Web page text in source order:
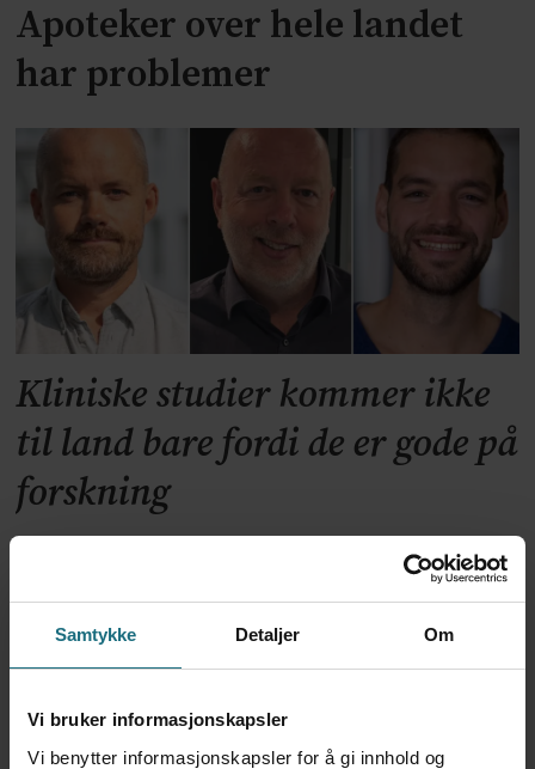
Samtykke Detaljer Om
Vi bruker informasjonskapsler
Vi benytter informasjonskapsler for å gi innhold og
Apoteker over hele landet
har problemer
Kliniske studier kommer ikke
til land bare fordi de er gode på
forskning